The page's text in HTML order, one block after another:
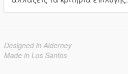
Designed in Alderney
Made in Los Santos